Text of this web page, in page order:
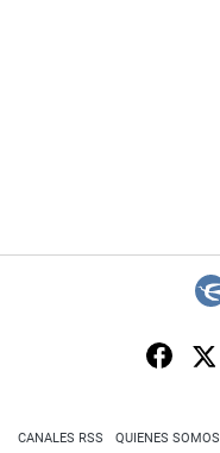
CANALES RSS QUIENES SOMOS